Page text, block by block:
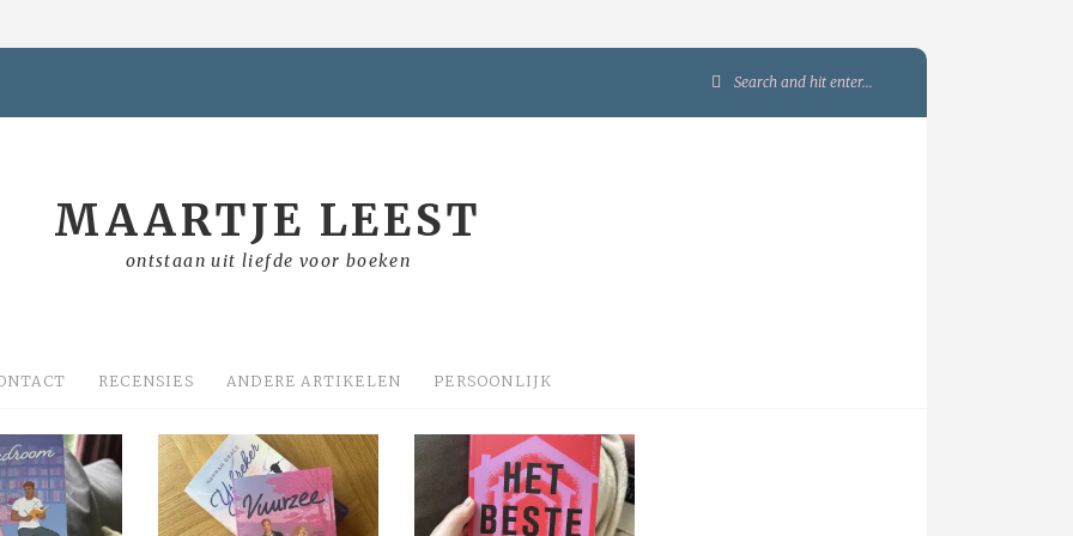
Search
MAARTJE LEEST
ontstaan uit liefde voor boeken
RECENSIES ANDERE ARTIKELEN PERSOONLIJK